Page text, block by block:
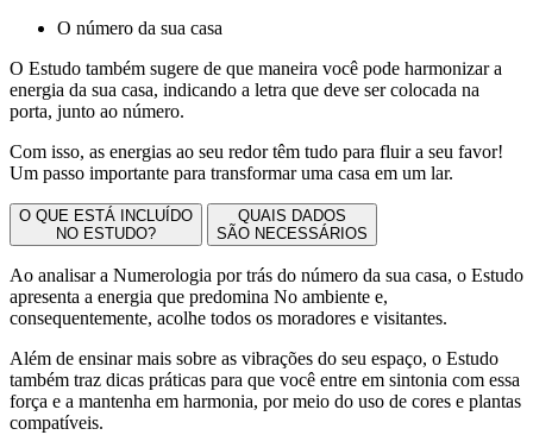
O número da sua casa
O Estudo também sugere de que maneira você pode harmonizar a
energia da sua casa, indicando a letra que deve ser colocada na
porta, junto ao número.
Com isso, as energias ao seu redor têm tudo para fluir a seu favor!
Um passo importante para transformar uma casa em um lar.
O QUE ESTÁ INCLUÍDO
NO ESTUDO?
QUAIS DADOS
SÃO NECESSÁRIOS
Ao analisar a Numerologia por trás do número da sua casa, o Estudo
apresenta a energia que predomina No ambiente e,
consequentemente, acolhe todos os moradores e visitantes.
Além de ensinar mais sobre as vibrações do seu espaço, o Estudo
também traz dicas práticas para que você entre em sintonia com essa
força e a mantenha em harmonia, por meio do uso de cores e plantas
compatíveis.